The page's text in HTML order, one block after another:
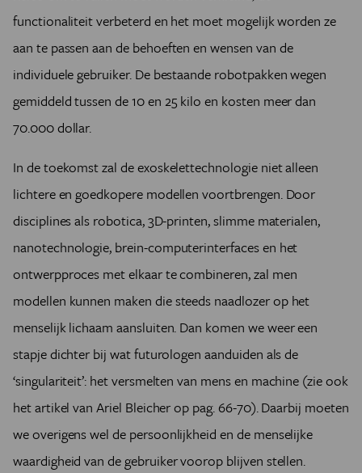
functionaliteit verbeterd en het moet mogelijk worden ze
aan te passen aan de behoeften en wensen van de
individuele gebruiker. De bestaande robotpakken wegen
gemiddeld tussen de 10 en 25 kilo en kosten meer dan
70.000 dollar.
In de toekomst zal de exoskelettechnologie niet alleen
lichtere en goedkopere modellen voortbrengen. Door
disciplines als robotica, 3D-printen, slimme materialen,
nanotechnologie, brein-computerinterfaces en het
ontwerpproces met elkaar te combineren, zal men
modellen kunnen maken die steeds naadlozer op het
menselijk lichaam aansluiten. Dan komen we weer een
stapje dichter bij wat futurologen aanduiden als de
‘singulariteit’: het versmelten van mens en machine (zie ook
het artikel van Ariel Bleicher op pag. 66-70). Daarbij moeten
we overigens wel de persoonlijkheid en de menselijke
waardigheid van de gebruiker voorop blijven stellen.